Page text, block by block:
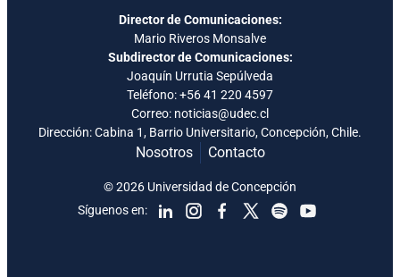
Director de Comunicaciones:
Mario Riveros Monsalve
Subdirector de Comunicaciones:
Joaquín Urrutia Sepúlveda
Teléfono:+56 41 220 4597
Correo: noticias@udec.cl
Dirección: Cabina 1, Barrio Universitario, Concepción, Chile.
Nosotros Contacto
Síguenos en:
© 2026 Universidad de Concepción